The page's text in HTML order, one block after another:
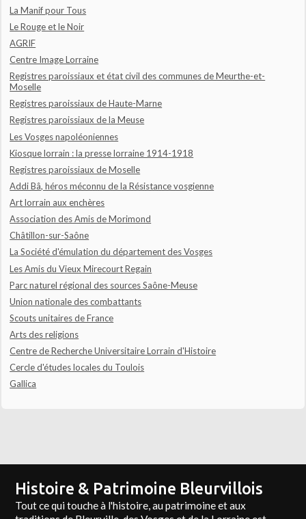
La Manif pour Tous
Le Rouge et le Noir
AGRIF
Centre Image Lorraine
Registres paroissiaux et état civil des communes de Meurthe-et-
Moselle
Registres paroissiaux de Haute-Marne
Registres paroissiaux de la Meuse
Les Vosges napoléoniennes
Kiosque lorrain : la presse lorraine 1914-1918
Registres paroissiaux de Moselle
Addi Bâ, héros méconnu de la Résistance vosgienne
Art lorrain aux enchères
Association des Amis de Morimond
Châtillon-sur-Saône
La Société d'émulation du département des Vosges
Les Amis du Vieux Mirecourt Regain
Parc naturel régional des sources Saône-Meuse
Union nationale des combattants
Scouts unitaires de France
Arts des religions
Centre de Recherche Universitaire Lorrain d'Histoire
Cercle d'études locales du Toulois
Gallica
Histoire & Patrimoine Bleurvillois
Tout ce qui touche à l'histoire, au patrimoine et aux